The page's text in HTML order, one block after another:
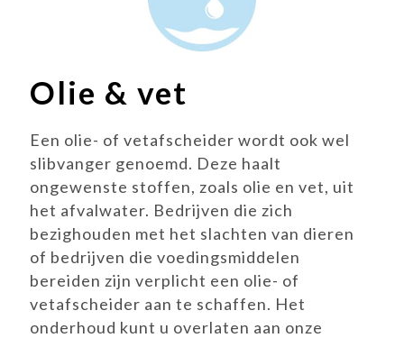
Olie & vet
Een olie- of vetafscheider wordt ook wel
slibvanger genoemd. Deze haalt
ongewenste stoffen, zoals olie en vet, uit
het afvalwater. Bedrijven die zich
bezighouden met het slachten van dieren
of bedrijven die voedingsmiddelen
bereiden zijn verplicht een olie- of
vetafscheider aan te schaffen. Het
onderhoud kunt u overlaten aan onze